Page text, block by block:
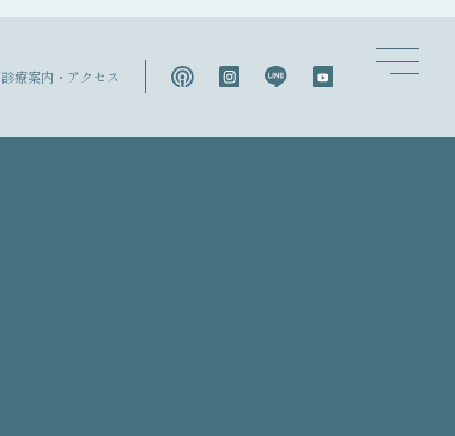
診療案内・アクセス